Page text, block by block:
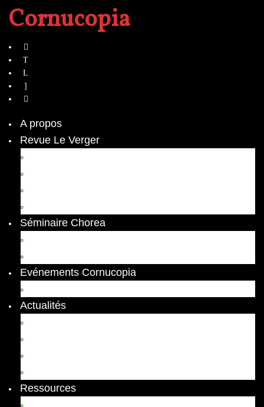
Cornucopia
A propos
Revue Le Verger
Séminaire Chorea
Evénements Cornucopia
Actualités
Ressources